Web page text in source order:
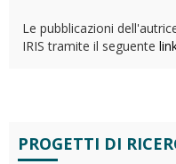
Le pubblicazioni
IRIS tramite il seguente
PROGETTI DI